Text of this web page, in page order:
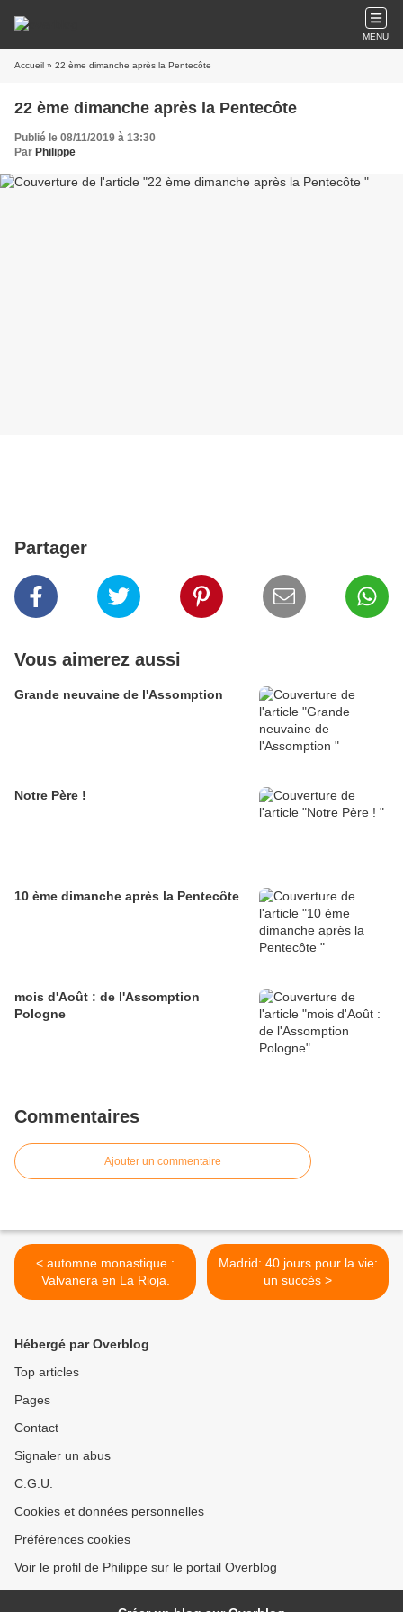
MENU
Accueil » 22 ème dimanche après la Pentecôte
22 ème dimanche après la Pentecôte
Publié le 08/11/2019 à 13:30
Par Philippe
Partager
Vous aimerez aussi
Grande neuvaine de l'Assomption
Notre Père !
10 ème dimanche après la Pentecôte
mois d'Août : de l'Assomption
Pologne
Commentaires
Ajouter un commentaire
< automne monastique :
Valvanera en La Rioja.
Madrid: 40 jours pour la vie:
un succès >
Hébergé par Overblog
Top articles
Pages
Contact
Signaler un abus
C.G.U.
Cookies et données personnelles
Préférences cookies
Voir le profil de Philippe sur le portail Overblog